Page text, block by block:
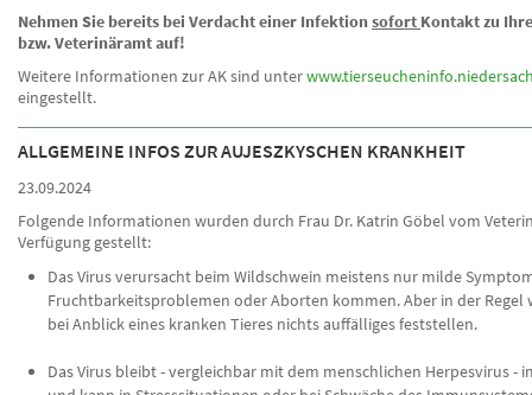
Nehmen Sie bereits bei Verdacht einer Infektionsofort Kontakt zu
bzw. Veterinäramt auf!
Weitere Informationen zur AK sind unter
eingestellt.
ALLGEMEINE INFOS ZUR AUJESZKYSCHEN KRANKHEIT
23.09.2024
Folgende Informationen wurden durch Frau Dr. Katrin Göbel vom
Verfügung gestellt:
Das Virus verursacht beim Wildschwein meistens nur milde
Fruchtbarkeitsproblemen oder Aborten kommen. Aber in der Regel
bei Anblick eines kranken Tieres nichts auffälliges feststellen.
Das Virus bleibt - vergleichbar mit dem menschlichen Herpesvirus -